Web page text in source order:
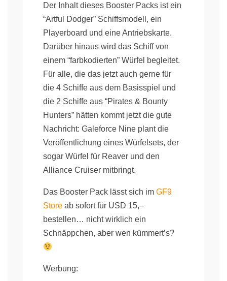
Der Inhalt dieses Booster Packs ist ein
“Artful Dodger” Schiffsmodell, ein
Playerboard und eine Antriebskarte.
Darüber hinaus wird das Schiff von
einem “farbkodierten” Würfel begleitet.
Für alle, die das jetzt auch gerne für
die 4 Schiffe aus dem Basisspiel und
die 2 Schiffe aus “Pirates & Bounty
Hunters” hätten kommt jetzt die gute
Nachricht: Galeforce Nine plant die
Veröffentlichung eines Würfelsets, der
sogar Würfel für Reaver und den
Alliance Cruiser mitbringt.
Das Booster Pack lässt sich im GF9
Store ab sofort für USD 15,–
bestellen… nicht wirklich ein
Schnäppchen, aber wen kümmert’s?
Werbung: